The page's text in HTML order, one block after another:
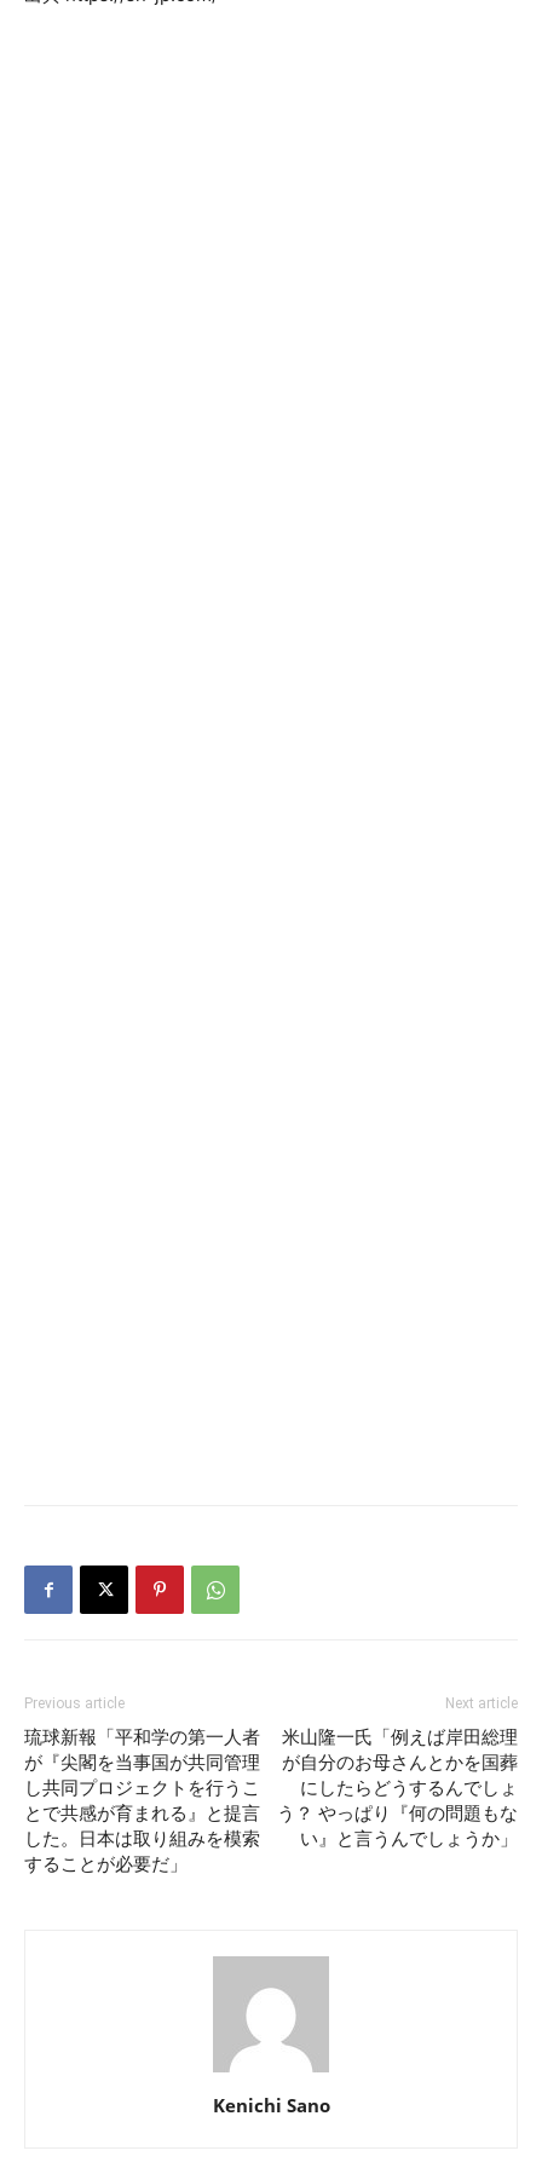
Previous article
琉球新報「平和学の第一人者
が『尖閣を当事国が共同管理
し共同プロジェクトを行うこ
とで共感が育まれる』と提言
した。日本は取り組みを模索
することが必要だ」
Next article
米山隆一氏「例えば岸田総理
が自分のお母さんとかを国葬
にしたらどうするんでしょ
う？ やっぱり『何の問題もな
い』と言うんでしょうか」
Kenichi Sano